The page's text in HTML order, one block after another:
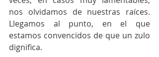
nos olvidamos de nuestras raíces.
Llegamos al punto, en el que
estamos convencidos de que un zulo
dignifica.